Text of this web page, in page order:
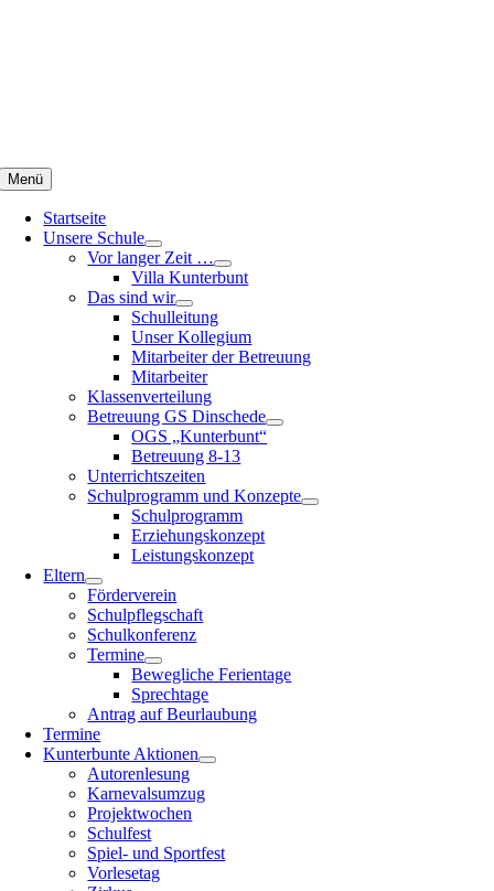
Menü
Startseite
Unsere Schule
Vor langer Zeit …
Villa Kunterbunt
Das sind wir
Schulleitung
Unser Kollegium
Mitarbeiter der Betreuung
Mitarbeiter
Klassenverteilung
Betreuung GS Dinschede
OGS „Kunterbunt“
Betreuung 8-13
Unterrichtszeiten
Schulprogramm und Konzepte
Schulprogramm
Erziehungskonzept
Leistungskonzept
Eltern
Förderverein
Schulpflegschaft
Schulkonferenz
Termine
Bewegliche Ferientage
Sprechtage
Antrag auf Beurlaubung
Termine
Kunterbunte Aktionen
Autorenlesung
Karnevalsumzug
Projektwochen
Schulfest
Spiel- und Sportfest
Vorlesetag